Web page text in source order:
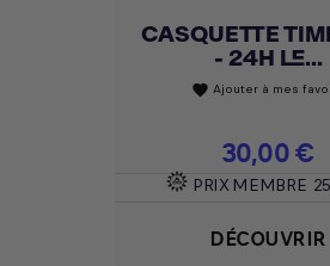
CASQUETTE
- 24H LE...
favorite Ajouter à mes
Prix
30,00 €
PRIX MEMBRE
DÉCOUVRIR